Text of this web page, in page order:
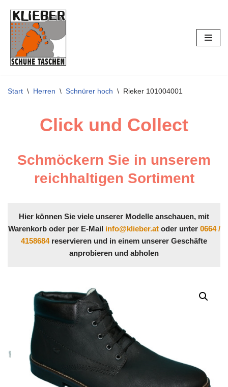
Zum
Inhalt
springen
Start \ Herren \ Schnürer hoch \ Rieker 101004001
Click und Collect
Schmöckern Sie in unserem
reichhaltigen Sortiment
Hier können Sie viele unserer Modelle anschauen, mit
Warenkorb oder per E-Mail info@klieber.atoder unter 0664 /
4158684reservieren und in einem unserer Geschäfte
anprobieren und abholen